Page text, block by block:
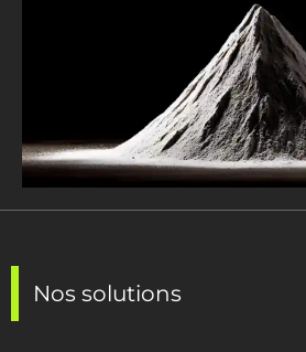
Nos solutions